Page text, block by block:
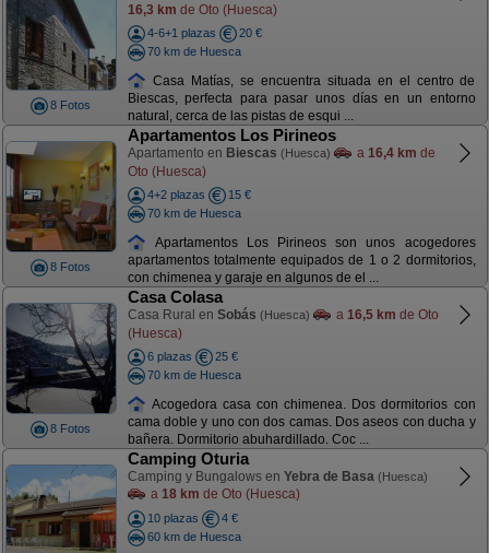
8 Fotos
16,3 km de Oto (Huesca)
4-6+1 plazas
20 €
70 km de Huesca
Casa Matías, se encuentra situada en el centro de
Biescas, perfecta para pasar unos días en un entorno
natural, cerca de las pistas de esqui ...
8 Fotos
Apartamentos Los Pirineos
Apartamento en Biescas (Huesca) a 16,4 km de
Oto (Huesca)
4+2 plazas
15 €
70 km de Huesca
Apartamentos Los Pirineos son unos acogedores
apartamentos totalmente equipados de 1 o 2 dormitorios,
con chimenea y garaje en algunos de el ...
8 Fotos
Casa Colasa
Casa Rural en Sobás (Huesca) a 16,5 km de Oto
(Huesca)
6 plazas
25 €
70 km de Huesca
Acogedora casa con chimenea. Dos dormitorios con
cama doble y uno con dos camas. Dos aseos con ducha y
bañera. Dormitorio abuhardillado. Coc ...
Camping Oturia
Camping y Bungalows en Yebra de Basa (Huesca)
a 18 km de Oto (Huesca)
10 plazas
4 €
60 km de Huesca